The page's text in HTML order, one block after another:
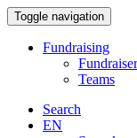
Toggle navigation
Fundraising
Teams
Search
EN